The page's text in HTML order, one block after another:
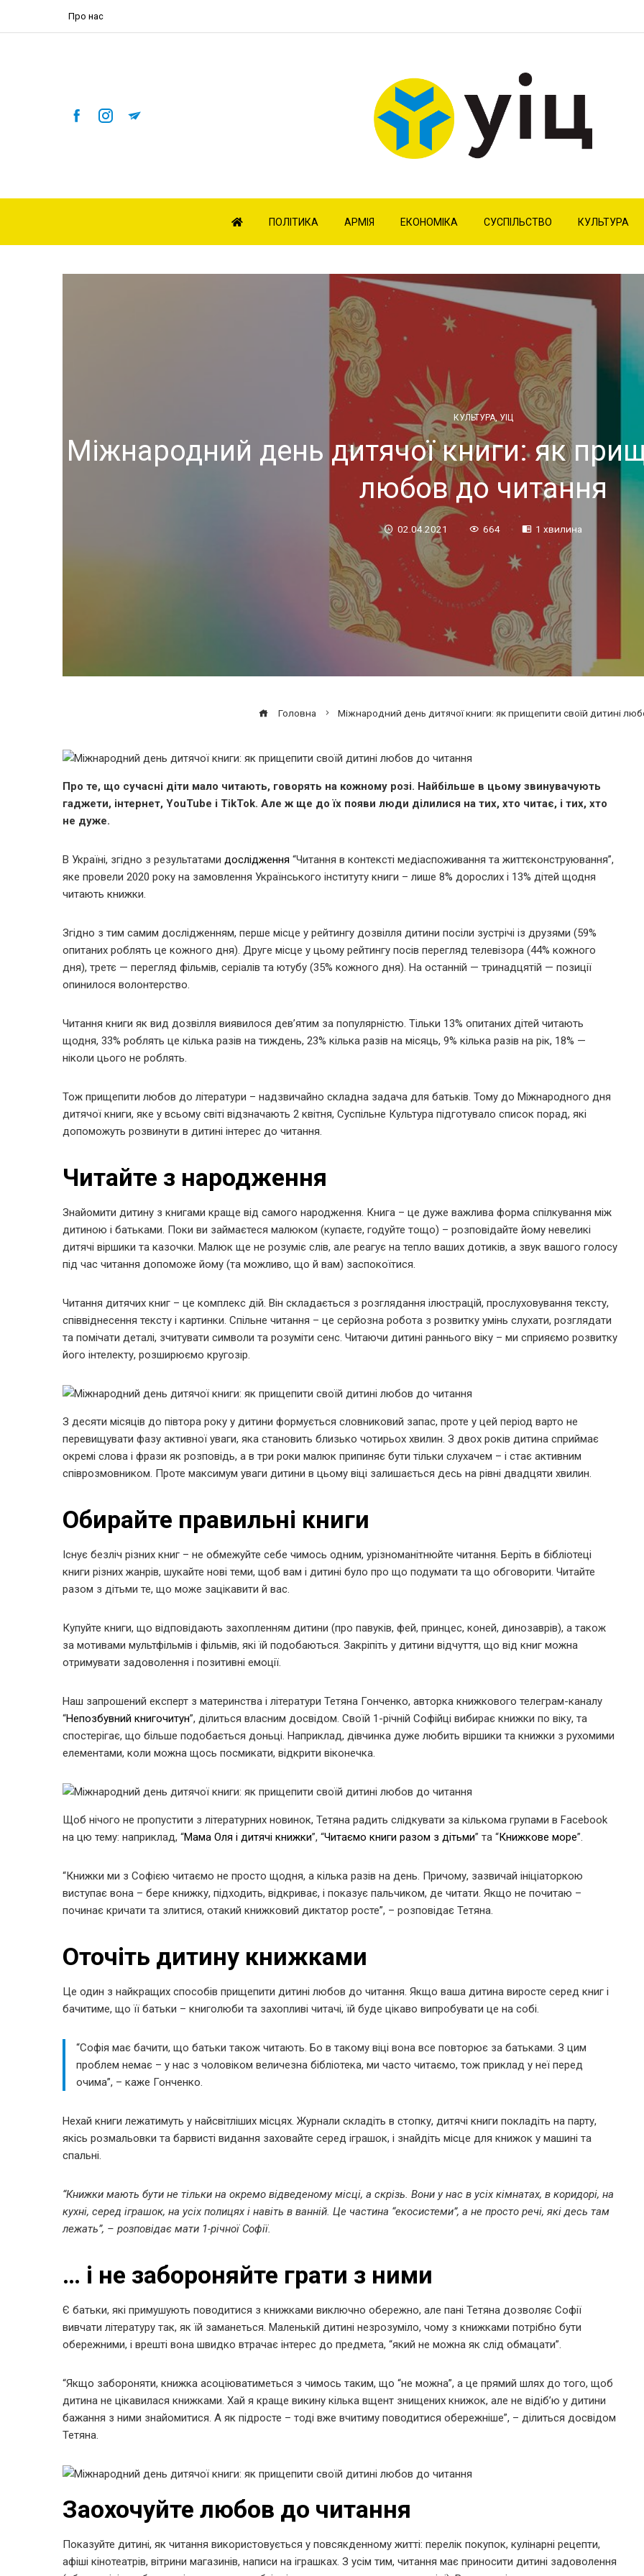
Про нас
ПОЛІТИКА АРМІЯ ЕКОНОМІКА СУСПІЛЬСТВО КУЛЬТУРА
КУЛЬТУРА, УІЦ
Міжнародний день дитячої книги: як
любов до читання
02.04.2021 664 1 хвилина
Головна Міжнародний день дитячої книги: як прищепити своїй дитині
Про те, що сучасні діти мало читають, говорять на кожному розі. Найбільше в цьому звинувачують
гаджети, інтернет, YouTube і TikTok. Але ж ще до їх появи люди ділилися на тих, хто читає, і тих, хто
не дуже.
В Україні, згідно з результатами дослідження “Читання в контексті медіаспоживання та життєконструювання”,
яке провели 2020 року на замовлення Українського інституту книги – лише 8% дорослих і 13% дітей щодня
читають книжки.
Згідно з тим самим дослідженням, перше місце у рейтингу дозвілля дитини посіли зустрічі із друзями (59%
опитаних роблять це кожного дня). Друге місце у цьому рейтингу посів перегляд телевізора (44% кожного
дня), третє — перегляд фільмів, серіалів та ютубу (35% кожного дня). На останній — тринадцятій — позиції
опинилося волонтерство.
Читання книги як вид дозвілля виявилося дев’ятим за популярністю. Тільки 13% опитаних дітей читають
щодня, 33% роблять це кілька разів на тиждень, 23% кілька разів на місяць, 9% кілька разів на рік, 18% —
ніколи цього не роблять.
Тож прищепити любов до літератури – надзвичайно складна задача для батьків. Тому до Міжнародного дня
дитячої книги, яке у всьому світі відзначають 2 квітня, Суспільне Культура підготувало список порад, які
допоможуть розвинути в дитині інтерес до читання.
Читайте з народження
Знайомити дитину з книгами краще від самого народження. Книга – це дуже важлива форма спілкування між
дитиною і батьками. Поки ви займаєтеся малюком (купаєте, годуйте тощо) – розповідайте йому невеликі
дитячі віршики та казочки. Малюк ще не розуміє слів, але реагує на тепло ваших дотиків, а звук вашого голосу
під час читання допоможе йому (та можливо, що й вам) заспокоїтися.
Читання дитячих книг – це комплекс дій. Він складається з розглядання ілюстрацій, прослуховування тексту,
співвіднесення тексту і картинки. Спільне читання – це серйозна робота з розвитку умінь слухати, розглядати
та помічати деталі, зчитувати символи та розуміти сенс. Читаючи дитині раннього віку – ми сприяємо розвитку
його інтелекту, розширюємо кругозір.
З десяти місяців до півтора року у дитини формується словниковий запас, проте у цей період варто не
перевищувати фазу активної уваги, яка становить близько чотирьох хвилин. З двох років дитина сприймає
окремі слова і фрази як розповідь, а в три роки малюк припиняє бути тільки слухачем – і стає активним
співрозмовником. Проте максимум уваги дитини в цьому віці залишається десь на рівні двадцяти хвилин.
Обирайте правильні книги
Існує безліч різних книг – не обмежуйте себе чимось одним, урізноманітнюйте читання. Беріть в бібліотеці
книги різних жанрів, шукайте нові теми, щоб вам і дитині було про що подумати та що обговорити. Читайте
разом з дітьми те, що може зацікавити й вас.
Купуйте книги, що відповідають захопленням дитини (про павуків, фей, принцес, коней, динозаврів), а також
за мотивами мультфільмів і фільмів, які їй подобаються. Закріпіть у дитини відчуття, що від книг можна
отримувати задоволення і позитивні емоції.
Наш запрошений експерт з материнства і літератури Тетяна Гонченко, авторка книжкового телеграм-каналу
“Непозбувний книгочитун”, ділиться власним досвідом. Своїй 1-річній Софійці вибирає книжки по віку, та
спостерігає, що більше подобається доньці. Наприклад, дівчинка дуже любить віршики та книжки з рухомими
елементами, коли можна щось посмикати, відкрити віконечка.
Щоб нічого не пропустити з літературних новинок, Тетяна радить слідкувати за кількома групами в Facebook
на цю тему: наприклад, “Мама Оля і дитячі книжки”, “Читаємо книги разом з дітьми” та “Книжкове море”.
“Книжки ми з Софією читаємо не просто щодня, а кілька разів на день. Причому, зазвичай ініціаторкою
виступає вона – бере книжку, підходить, відкриває, і показує пальчиком, де читати. Якщо не почитаю –
починає кричати та злитися, отакий книжковий диктатор росте”, – розповідає Тетяна.
Оточіть дитину книжками
Це один з найкращих способів прищепити дитині любов до читання. Якщо ваша дитина виросте серед книг і
бачитиме, що її батьки – книголюби та захопливі читачі, їй буде цікаво випробувати це на собі.
“Софія має бачити, що батьки також читають. Бо в такому віці вона все повторює за батьками. З цим
проблем немає – у нас з чоловіком величезна бібліотека, ми часто читаємо, тож приклад у неї перед
очима”, – каже Гонченко.
Нехай книги лежатимуть у найсвітліших місцях. Журнали складіть в стопку, дитячі книги покладіть на парту,
якісь розмальовки та барвисті видання заховайте серед іграшок, і знайдіть місце для книжок у машині та
спальні.
“Книжки мають бути не тільки на окремо відведеному місці, а скрізь. Вони у нас в усіх кімнатах, в коридорі, на
кухні, серед іграшок, на усіх полицях і навіть в ванній. Це частина “екосистеми”, а не просто речі, які десь там
лежать”, – розповідає мати 1-річної Софії.
… і не забороняйте грати з ними
Є батьки, які примушують поводитися з книжками виключно обережно, але пані Тетяна дозволяє Софії
вивчати літературу так, як їй заманеться. Маленькій дитині незрозуміло, чому з книжками потрібно бути
обережними, і врешті вона швидко втрачає інтерес до предмета, “який не можна як слід обмацати”.
“Якщо забороняти, книжка асоціюватиметься з чимось таким, що “не можна”, а це прямий шлях до того, щоб
дитина не цікавилася книжками. Хай я краще викину кілька вщент знищених книжок, але не відіб’ю у дитини
бажання з ними знайомитися. А як підросте – тоді вже вчитиму поводитися обережніше”, – ділиться досвідом
Тетяна.
Заохочуйте любов до читання
Показуйте дитині, як читання використовується у повсякденному житті: перелік покупок, кулінарні рецепти,
афіші кінотеатрів, вітрини магазинів, написи на іграшках. З усім тим, читання має приносити дитині задоволення